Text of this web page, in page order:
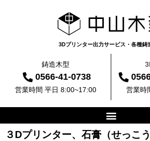
3Dプリンター出力サービス・各種鋳
鋳造木型
0566-41-0738
営業時間 平日 8:00~17:00 営業時
３Dプリンター、石膏（せっこ